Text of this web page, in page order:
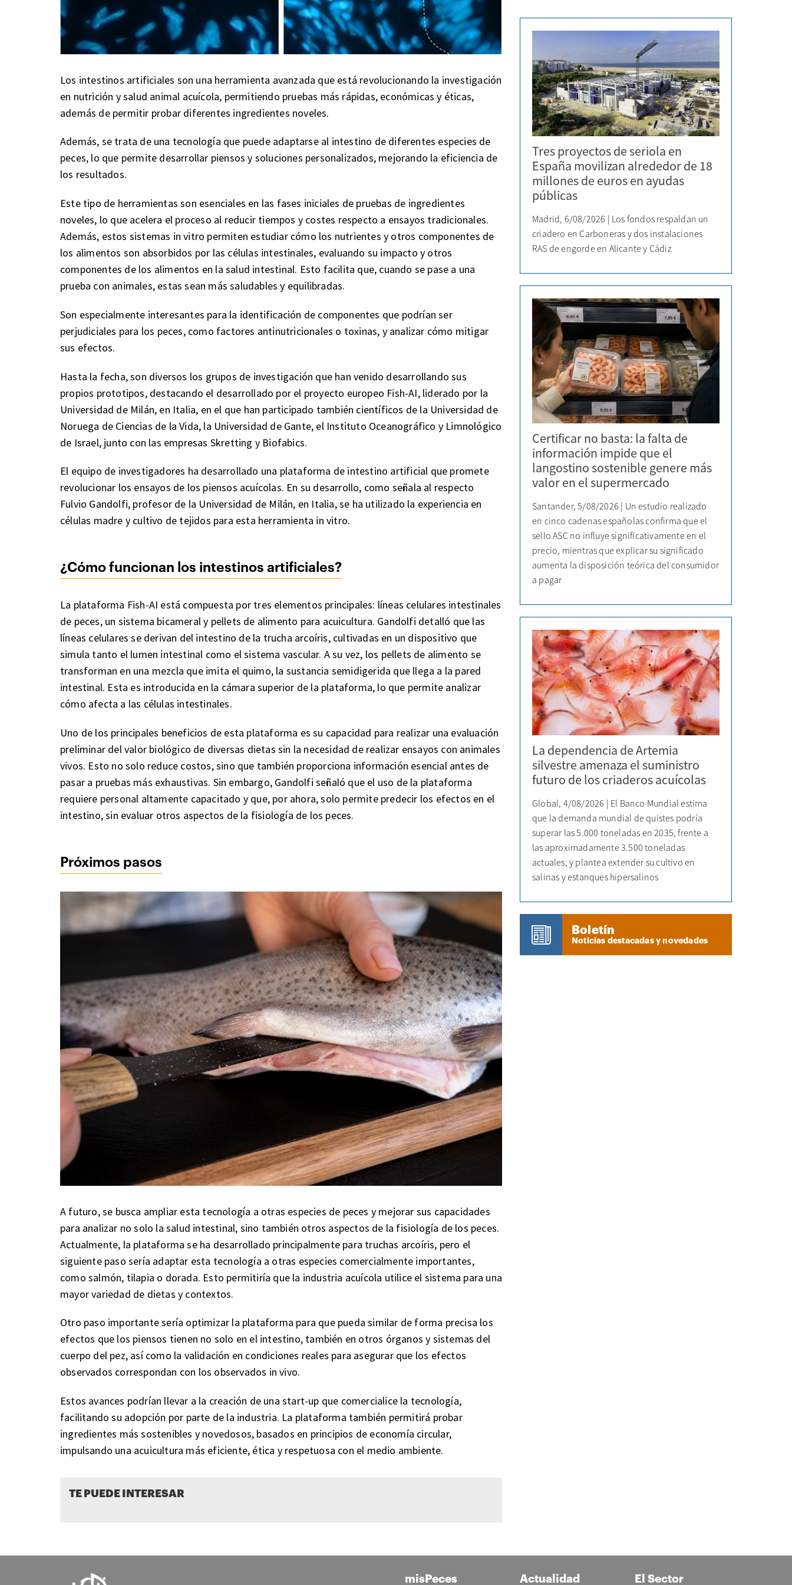
Los intestinos artificiales son una herramienta avanzada que está revolucionando la investigación
en nutrición y salud animal acuícola, permitiendo pruebas más rápidas, económicas y éticas,
además de permitir probar diferentes ingredientes noveles.
Además, se trata de una tecnología que puede adaptarse al intestino de diferentes especies de
peces, lo que permite desarrollar piensos y soluciones personalizados, mejorando la eficiencia de
los resultados.
Este tipo de herramientas son esenciales en las fases iniciales de pruebas de ingredientes
noveles, lo que acelera el proceso al reducir tiempos y costes respecto a ensayos tradicionales.
Además, estos sistemas in vitro permiten estudiar cómo los nutrientes y otros componentes de
los alimentos son absorbidos por las células intestinales, evaluando su impacto y otros
componentes de los alimentos en la salud intestinal. Esto facilita que, cuando se pase a una
prueba con animales, estas sean más saludables y equilibradas.
Son especialmente interesantes para la identificación de componentes que podrían ser
perjudiciales para los peces, como factores antinutricionales o toxinas, y analizar cómo mitigar
sus efectos.
Hasta la fecha, son diversos los grupos de investigación que han venido desarrollando sus
propios prototipos, destacando el desarrollado por el proyecto europeo Fish-AI, liderado por la
Universidad de Milán, en Italia, en el que han participado también científicos de la Universidad de
Noruega de Ciencias de la Vida, la Universidad de Gante, el Instituto Oceanográfico y Limnológico
de Israel, junto con las empresas Skretting y Biofabics.
El equipo de investigadores ha desarrollado una plataforma de intestino artificial que promete
revolucionar los ensayos de los piensos acuícolas. En su desarrollo, como señala al respecto
Fulvio Gandolfi, profesor de la Universidad de Milán, en Italia, se ha utilizado la experiencia en
células madre y cultivo de tejidos para esta herramienta in vitro.
¿Cómo funcionan los intestinos artificiales?
La plataforma Fish-AI está compuesta por tres elementos principales: líneas celulares intestinales
de peces, un sistema bicameral y pellets de alimento para acuicultura. Gandolfi detalló que las
líneas celulares se derivan del intestino de la trucha arcoíris, cultivadas en un dispositivo que
simula tanto el lumen intestinal como el sistema vascular. A su vez, los pellets de alimento se
transforman en una mezcla que imita el quimo, la sustancia semidigerida que llega a la pared
intestinal. Esta es introducida en la cámara superior de la plataforma, lo que permite analizar
cómo afecta a las células intestinales.
Uno de los principales beneficios de esta plataforma es su capacidad para realizar una evaluación
preliminar del valor biológico de diversas dietas sin la necesidad de realizar ensayos con animales
vivos. Esto no solo reduce costos, sino que también proporciona información esencial antes de
pasar a pruebas más exhaustivas. Sin embargo, Gandolfi señaló que el uso de la plataforma
requiere personal altamente capacitado y que, por ahora, solo permite predecir los efectos en el
intestino, sin evaluar otros aspectos de la fisiología de los peces.
Próximos pasos
A futuro, se busca ampliar esta tecnología a otras especies de peces y mejorar sus capacidades
para analizar no solo la salud intestinal, sino también otros aspectos de la fisiología de los peces.
Actualmente, la plataforma se ha desarrollado principalmente para truchas arcoíris, pero el
siguiente paso sería adaptar esta tecnología a otras especies comercialmente importantes,
como salmón, tilapia o dorada. Esto permitiría que la industria acuícola utilice el sistema para una
mayor variedad de dietas y contextos.
Otro paso importante sería optimizar la plataforma para que pueda similar de forma precisa los
efectos que los piensos tienen no solo en el intestino, también en otros órganos y sistemas del
cuerpo del pez, así como la validación en condiciones reales para asegurar que los efectos
observados correspondan con los observados in vivo.
Estos avances podrían llevar a la creación de una start-up que comercialice la tecnología,
facilitando su adopción por parte de la industria. La plataforma también permitirá probar
ingredientes más sostenibles y novedosos, basados en principios de economía circular,
impulsando una acuicultura más eficiente, ética y respetuosa con el medio ambiente.
TE PUEDE INTERESAR
Tres proyectos de seriola en
España movilizan alrededor de 18
millones de euros en ayudas
públicas
Madrid, 6/08/2026 | Los fondos respaldan un
criadero en Carboneras y dos instalaciones
RAS de engorde en Alicante y Cádiz
Certificar no basta: la falta de
información impide que el
langostino sostenible genere más
valor en el supermercado
Santander, 5/08/2026 | Un estudio realizado
en cinco cadenas españolas confirma que el
sello ASC no influye significativamente en el
precio, mientras que explicar su significado
aumenta la disposición teórica del consumidor
a pagar
La dependencia de Artemia
silvestre amenaza el suministro
futuro de los criaderos acuícolas
Global, 4/08/2026 | El Banco Mundial estima
que la demanda mundial de quistes podría
superar las 5.000 toneladas en 2035, frente a
las aproximadamente 3.500 toneladas
actuales, y plantea extender su cultivo en
salinas y estanques hipersalinos
Boletín
Noticias destacadas y novedades
misPeces Actualidad El Sector